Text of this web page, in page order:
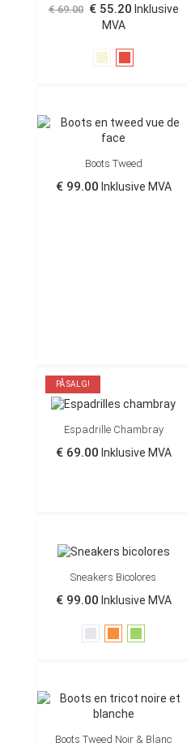
€ 69.00 € 55.20 Inklusive
MVA
Boots Tweed
€ 99.00 Inklusive MVA
PÅ SALG!
Espadrille Chambray
€ 69.00 Inklusive MVA
Sneakers Bicolores
€ 99.00 Inklusive MVA
Boots Tweed Noir & Blanc